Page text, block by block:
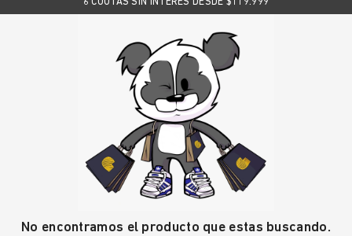
No encontramos el producto que estas buscando.